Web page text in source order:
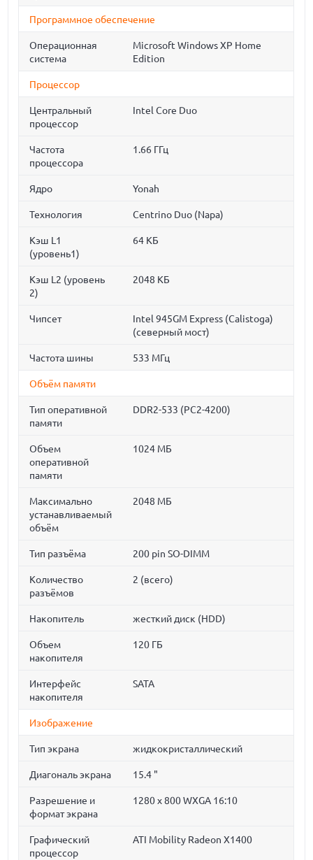
Программное обеспечение
Операционная
система
Microsoft Windows XP Home
Edition
Процессор
Центральный
процессор
Intel Core Duo
Частота
процессора
1.66 ГГц
Ядро Yonah
Технология Centrino Duo (Napa)
Кэш L1
(уровень1)
64 КБ
Кэш L2 (уровень
2)
2048 КБ
Чипсет
Intel 945GM Express (Calistoga)
(северный мост)
Частота шины 533 МГц
Объём памяти
Тип оперативной
памяти
DDR2-533 (PC2-4200)
Объем
оперативной
памяти
1024 МБ
Максимально
устанавливаемый
объём
2048 МБ
Тип разъёма 200 pin SO-DIMM
Количество
разъёмов
2 (всего)
Накопитель жесткий диск (HDD)
Объем
накопителя
120 ГБ
Интерфейс
накопителя
SATA
Изображение
Тип экрана жидкокристаллический
Диагональ экрана 15.4 "
Разрешение и
формат экрана
1280 x 800 WXGA 16:10
Графический
процессор
ATI Mobility Radeon X1400